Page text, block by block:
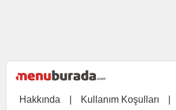
Hakkında Kullanım Koşulları